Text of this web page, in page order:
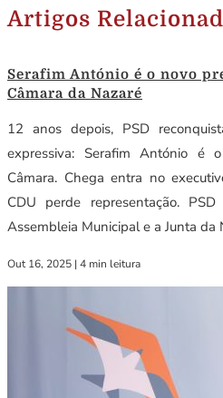
Artigos
Serafim António é o novo
Câmara da Nazaré
12 anos depois, PSD
expressiva: Serafim António é
Câmara. Chega entra no
CDU perde representação.
Assembleia Municipal e a Junta da
Out 16, 2025 | 4 min leitura